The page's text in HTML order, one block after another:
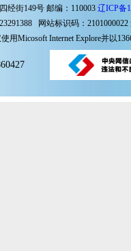
经街149号 邮编：110003 辽ICP备
网站标识码：2101000022
用Micosoft Internet Explore并以